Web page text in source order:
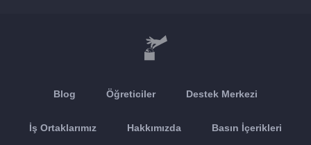
Blog Öğreticiler Destek Merkezi
İş Ortaklarımız Hakkımızda Basın İçerikleri